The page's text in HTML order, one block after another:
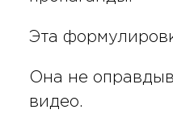
Эта
Она не
видео.